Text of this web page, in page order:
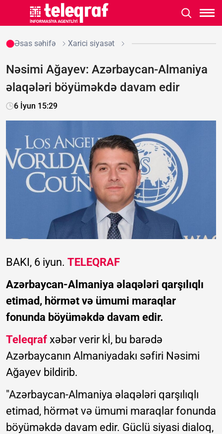
Əsas səhifə Xarici siyasət
Nəsimi Ağayev: Azərbaycan-Almaniya
əlaqələri böyüməkdə davam edir
6 İyun 15:29
BAKI, 6 iyun. TELEQRAF
Azərbaycan-Almaniya əlaqələri qarşılıqlı
etimad, hörmət və ümumi maraqlar
fonunda böyüməkdə davam edir.
Teleqraf xəbər verir kİ, bu barədə
Azərbaycanın Almaniyadakı səfiri Nəsimi
Ağayev bildirib.
"Azərbaycan-Almaniya əlaqələri qarşılıqlı
etimad, hörmət və ümumi maraqlar fonunda
böyüməkdə davam edir. Güclü siyasi dialoq,